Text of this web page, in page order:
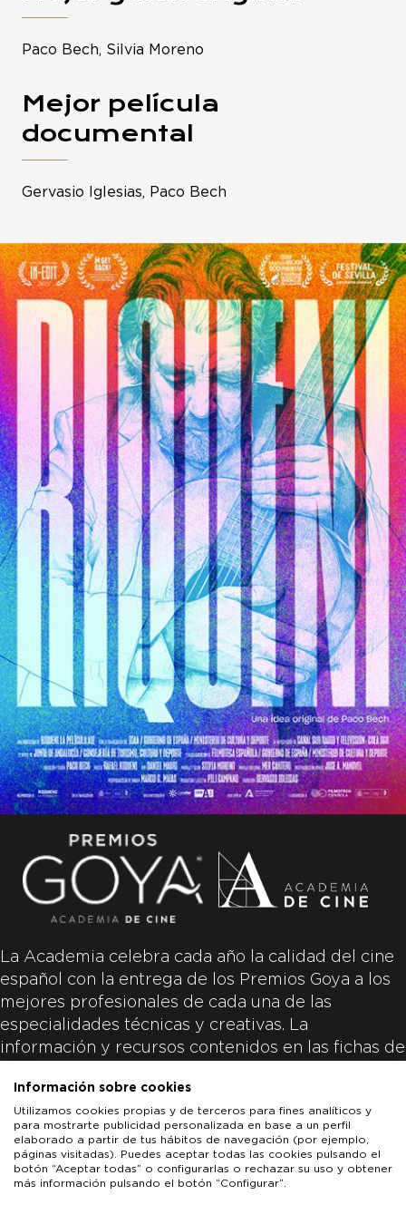
Paco Bech, Silvia Moreno
Mejor película
documental
Gervasio Iglesias, Paco Bech
La Academia celebra cada año la calidad del cine
español con la entrega de los Premios Goya a los
mejores profesionales de cada una de las
especialidades técnicas y creativas. La
información y recursos contenidos en las fichas de
productoras de las películas y responsabilidad
única y exclusiva de las mismas.
Información sobre cookies
Utilizamos cookies propias y de terceros para fines analíticos y
para mostrarte publicidad personalizada en base a un perfil
elaborado a partir de tus hábitos de navegación (por ejemplo,
páginas visitadas). Puedes aceptar todas las cookies pulsando el
botón “Aceptar todas” o configurarlas o rechazar su uso y obtener
más información pulsando el botón “Configurar”.